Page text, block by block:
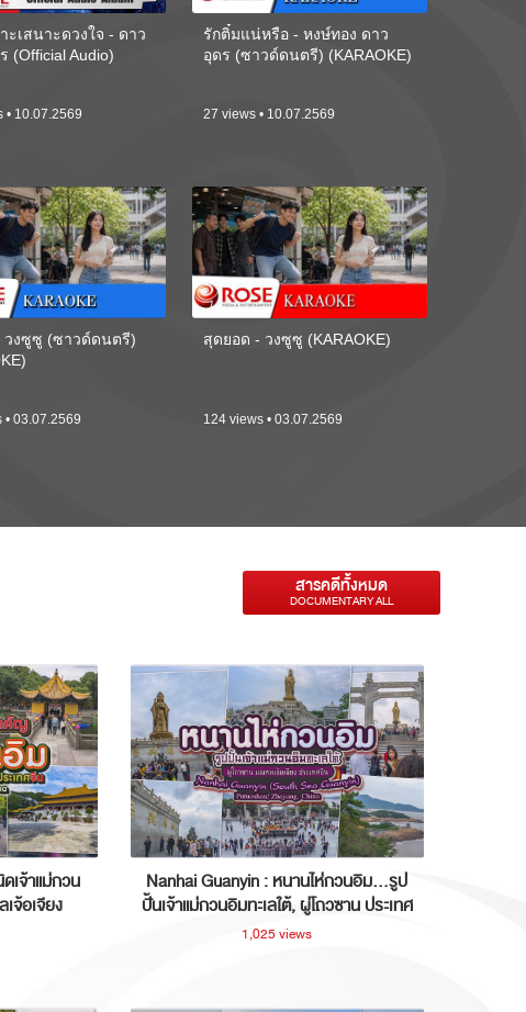
ะเสนาะดวงใจ - ดาว
(Official Audio)
• 10.07.2569
รักติ๋มแน่หรือ - หงษ์ทอง ดาว
อุดร (ซาวด์ดนตรี) (KARAOKE)
27 views • 10.07.2569
วงซูซู (ซาวด์ดนตรี)
• 03.07.2569
สุดยอด - วงซูซู (KARAOKE)
124 views • 03.07.2569
สารคดีทั้งหมด
DOCUMENTARY ALL
เจ้าแม่กวน
จ้อเจียง
Nanhai Guanyin : หนานไห่กวนอิม...รูป
ปั้นเจ้าแม่กวนอิมทะเลใต้, ผู่โถวซาน ประเทศ
จีน
1,025 views